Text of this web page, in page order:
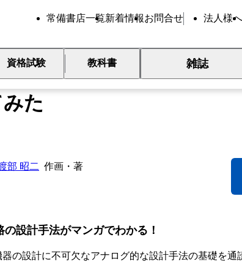
常備書店一覧新着情報お問合せ 法人様へ
資格試験 教科書 雑誌
子回路を組み合わせて
た
部 昭二 作画・著
の設計手法がマンガでわかる！
器の設計に不可欠なアナログ的な設計手法の基礎を